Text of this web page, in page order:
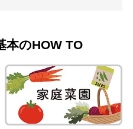
本のHOW TO